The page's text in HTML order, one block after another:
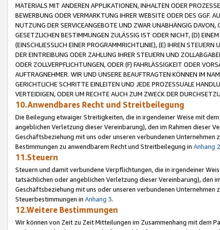
MATERIALS MIT ANDEREN APPLIKATIONEN, INHALTEN ODER
BEWERBUNG ODER VERMARKTUNG IHRER WEBSITE ODER DES GGF.
NUTZUNG DER SERVICEANGEBOTE UND ZWAR UNABHÄNGIG
GESETZLICHEN BESTIMMUNGEN ZULÄSSIG IST ODER NICHT, (D)
(EINSCHLIESSLICH EINER PROGRAMMRICHTLINIE), (E) IHREN
DER EINTREIBUNG ODER ZAHLUNG IHRER STEUERN UND
ODER ZOLLVERPFLICHTUNGEN, ODER (F) FAHRLÄSSIGKEIT ODER
AUFTRAGNEHMER. WIR UND UNSERE BEAUFTRAGTEN KÖNNEN IM
GERICHTLICHE SCHRITTE EINLEITEN UND JEDE PROZESSUALE
VERTEIDIGEN, ODER UM RECHTE AUCH ZUM ZWECK DER
10.Anwendbares Recht und Streitbeilegung
Die Beilegung etwaiger Streitigkeiten, die in irgendeiner Weise mit
angeblichen Verletzung dieser Vereinbarung), den im Rahmen dieser
Geschäftsbeziehung mit uns oder unseren verbundenen
Bestimmungen zu anwendbarem Recht und Streitbeilegung in Anhang 2
11.Steuern
Steuern und damit verbundene Verpflichtungen, die in irgendeiner
tatsächlichen oder angeblichen Verletzung dieser Vereinbarung), den
Geschäftsbeziehung mit uns oder unseren verbundenen
Steuerbestimmungen in Anhang 3.
12.Weitere Bestimmungen
Wir können von Zeit zu Zeit Mitteilungen im Zusammenhang mit dem